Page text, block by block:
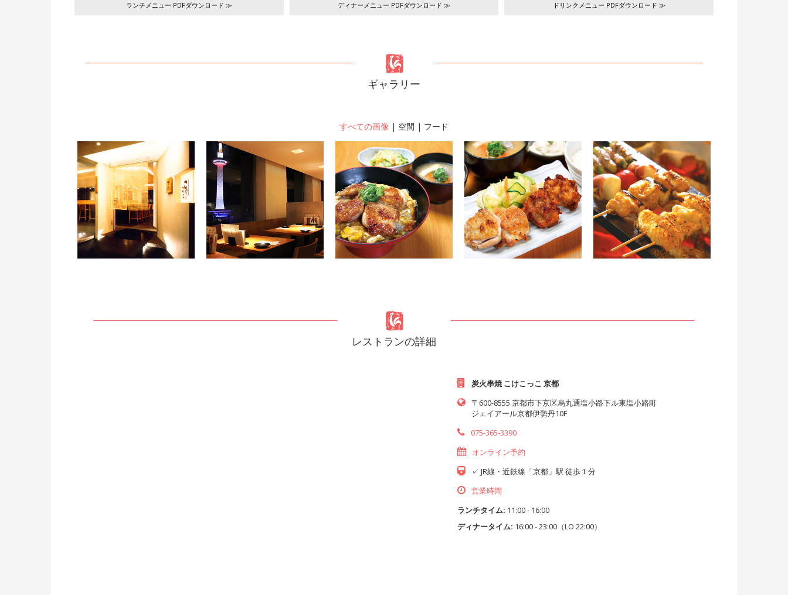
ランチメニュー PDFダウンロード ≫ ディナーメニュー PDFダウンロード ≫ ドリンクメニュー PDFダウンロード ≫
ギャラリー
すべての画像 | 空間 | フード
レストランの詳細
炭火串焼 こけこっこ 京都
〒600-8555 京都市下京区烏丸通塩小路下ル東塩小路町
ジェイアール京都伊勢丹10F
075-365-3390
オンライン予約
✓ JR線・近鉄線「京都」駅 徒歩１分
営業時間
ランチタイム: 11:00 - 16:00
ディナータイム: 16:00 - 23:00（LO 22:00）